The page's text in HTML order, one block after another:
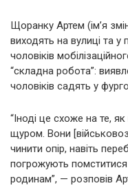
Щоранку Артем (ім’я
виходять на вулиці та у
чоловіків
“складна робота”:
чоловіків садять у
“Іноді це схоже на те,
щуром. Вони
чинити опір, навіть
погрожують
родинам”, — розповів